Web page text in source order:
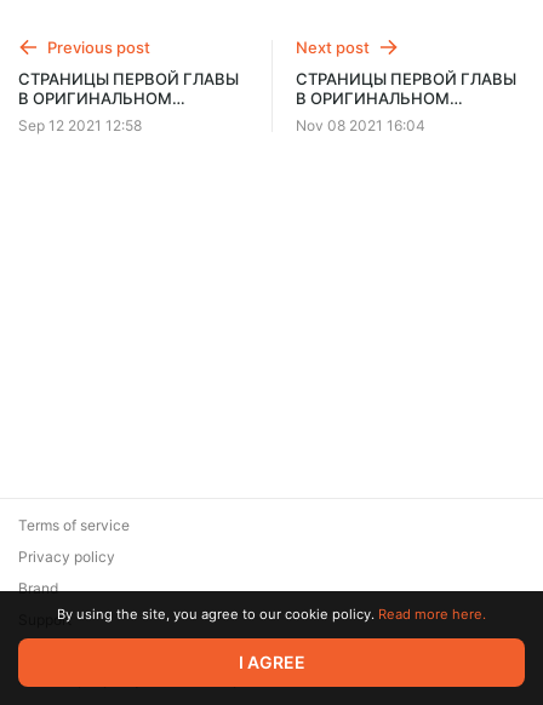
Previous post
СТРАНИЦЫ ПЕРВОЙ ГЛАВЫ
В ОРИГИНАЛЬНОМ
КАЧЕСТВЕ (21-28)
Sep 12 2021 12:58
Next post
СТРАНИЦЫ ПЕРВОЙ ГЛАВЫ
В ОРИГИНАЛЬНОМ
КАЧЕСТВЕ (34-42)
Nov 08 2021 16:04
© 2026 Zaya Solutions Limited. All rights reserved. All trademarks
are the property of their respective owners.
Terms of service
Privacy policy
Brand
SupportBy using the site, you agree to our cookie policy. Read more here.
I AGREE